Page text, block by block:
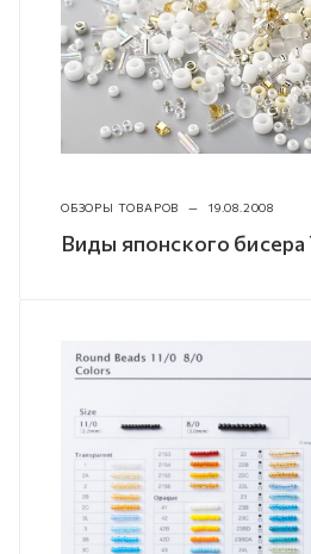
ОБЗОРЫ ТОВАРОВ — 19.08.2008
Виды японского бисера